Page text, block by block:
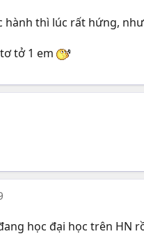
hành thì lúc rất hứng,
tở 1 em
học đại học trên HN